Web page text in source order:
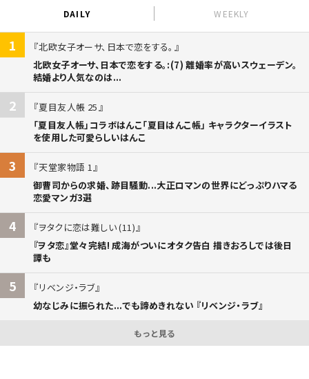
DAILY WEEKLY
1
北欧女子オーサ、日本で恋をする。
北欧女子オーサ、日本で恋をする。:(7) 離婚率が高いスウェーデン。
結婚より人気なのは...
2
夏目友人帳 25
「夏目友人帳」コラボはんこ「夏目はんこ帳」 キャラクターイラスト
を使用した可愛らしいはんこ
3
天堂家物語 1
御曹司からの求婚、跡目騒動...大正ロマンの世界にどっぷりハマる
恋愛マンガ3選
4
ヲタクに恋は難しい (11)
『ヲタ恋』堂々完結! 成海がついにオタク告白 描きおろしでは後日
譚も
5
リベンジ・ラブ
幼なじみに振られた...でも諦めきれない 『リベンジ・ラブ』
もっと見る